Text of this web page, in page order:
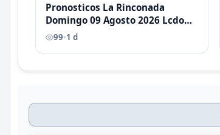
Pronosticos La Rinconada
Domingo 09 Agosto 2026 Lcdo
Antoni Castellano
99•1 d